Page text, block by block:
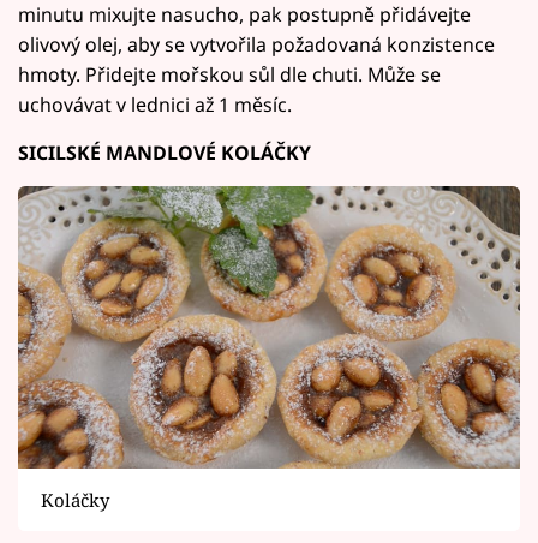
minutu mixujte nasucho, pak postupně přidávejte
olivový olej, aby se vytvořila požadovaná konzistence
hmoty. Přidejte mořskou sůl dle chuti. Může se
uchovávat v lednici až 1 měsíc.
SICILSKÉ MANDLOVÉ KOLÁČKY
Koláčky